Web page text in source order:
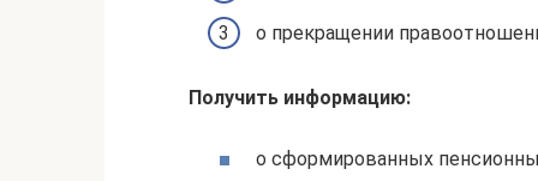
о прекращении
Получить информацию:
о сформированных